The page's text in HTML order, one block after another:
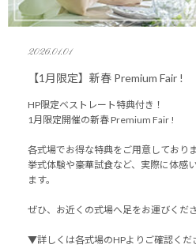
2026.01.01
【1月限定】新春 Premium Fair !
HP限定ベストレート特典付き！
1月限定開催の新春 Premium Fair !
各式場でお得な特典をご用意しておりま
挙式体験や豪華試食など、実際に体感
ます。
ぜひ、お近くの式場へ足をお運びくだ
▼詳しくは各式場のHPよりご確認くだ